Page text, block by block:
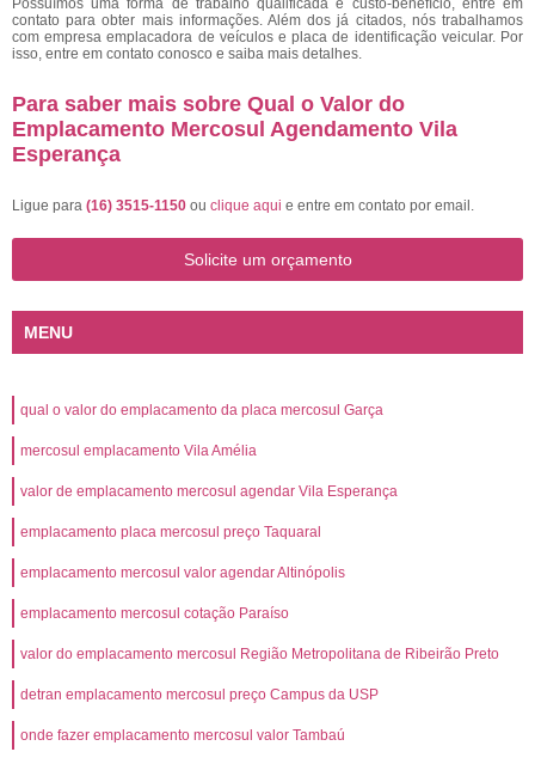
Possuímos uma forma de trabalho qualificada e custo-benefício, entre em
contato para obter mais informações. Além dos já citados, nós trabalhamos
com empresa emplacadora de veículos e placa de identificação veicular. Por
isso, entre em contato conosco e saiba mais detalhes.
Para saber mais sobre Qual o Valor do
Emplacamento Mercosul Agendamento Vila
Esperança
Ligue para (16) 3515-1150 ou clique aqui e entre em contato por email.
Solicite um orçamento
MENU
qual o valor do emplacamento da placa mercosul Garça
mercosul emplacamento Vila Amélia
valor de emplacamento mercosul agendar Vila Esperança
emplacamento placa mercosul preço Taquaral
emplacamento mercosul valor agendar Altinópolis
emplacamento mercosul cotação Paraíso
valor do emplacamento mercosul Região Metropolitana de Ribeirão Preto
detran emplacamento mercosul preço Campus da USP
onde fazer emplacamento mercosul valor Tambaú